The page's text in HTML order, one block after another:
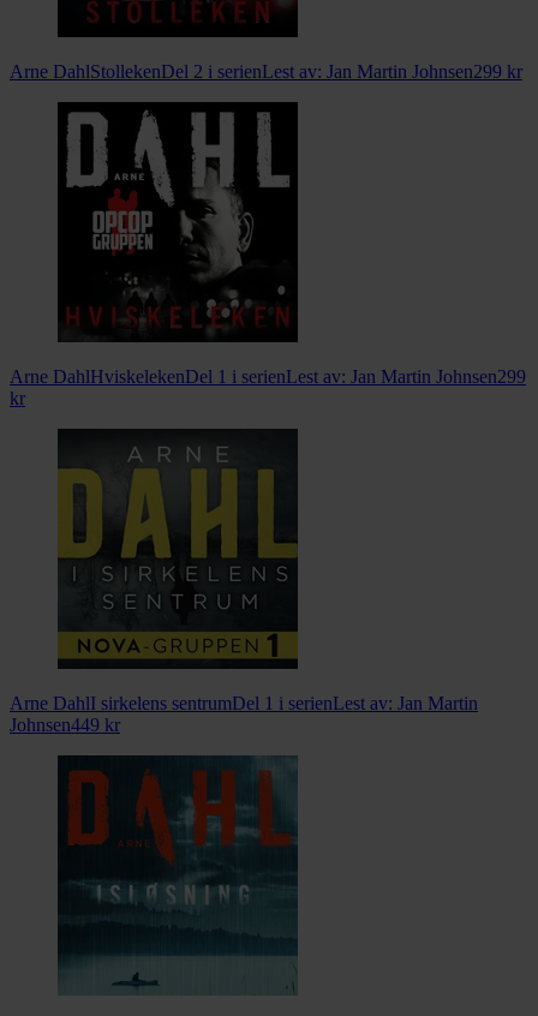
Arne DahlStollekenDel 2 i serienLest av: Jan Martin Johnsen299 kr
Arne DahlHviskelekenDel 1 i serienLest av: Jan Martin Johnsen299
kr
Arne DahlI sirkelens sentrumDel 1 i serienLest av: Jan Martin
Johnsen449 kr